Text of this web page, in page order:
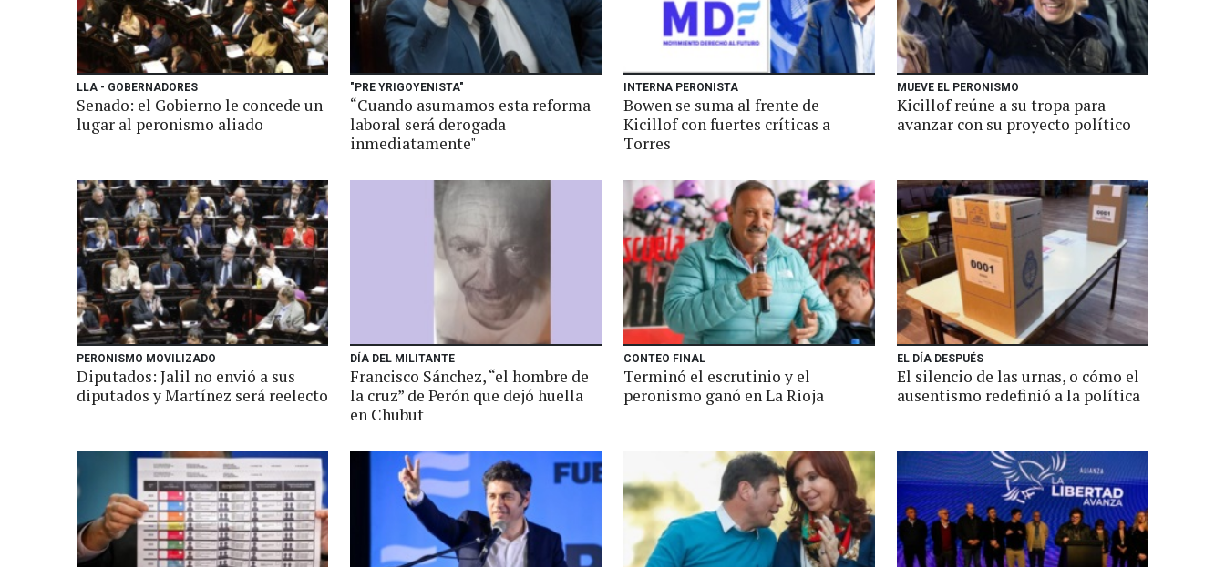
LLA - GOBERNADORES
Senado: el Gobierno le concede un
lugar al peronismo aliado
"PRE YRIGOYENISTA"
“Cuando asumamos esta reforma
laboral será derogada
inmediatamente"
INTERNA PERONISTA
Bowen se suma al frente de
Kicillof con fuertes críticas a
Torres
MUEVE EL PERONISMO
Kicillof reúne a su tropa para
avanzar con su proyecto político
PERONISMO MOVILIZADO
Diputados: Jalil no envió a sus
diputados y Martínez será reelecto
DÍA DEL MILITANTE
Francisco Sánchez, “el hombre de
la cruz” de Perón que dejó huella
en Chubut
CONTEO FINAL
Terminó el escrutinio y el
peronismo ganó en La Rioja
EL DÍA DESPUÉS
El silencio de las urnas, o cómo el
ausentismo redefinió a la política